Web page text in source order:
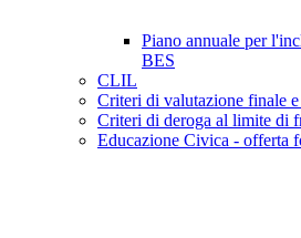
Piano annuale per
BES
CLIL
Criteri di valutazione finale
Criteri di deroga al limite di
Educazione Civica - offerta